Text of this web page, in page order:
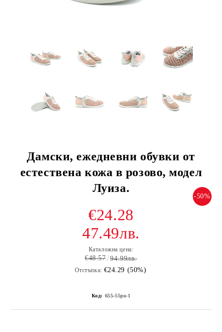
Дамски, ежедневни обувки от
естествена кожа в розово, модел
Луиза.
-50%
€24.28
47.49лв.
Каталожна цена:
€48.57 94.99лв.
Отстъпка: €24.29 (50%)
Код: 655-55pu-1